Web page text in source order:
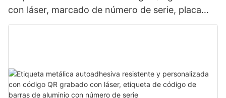
con láser, marcado de número de serie, placa
metálica duradera y resistente al desgaste.